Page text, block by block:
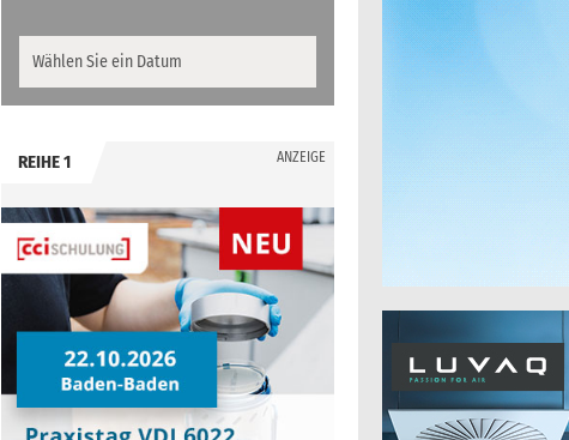
REIHE 1 ANZEIGE